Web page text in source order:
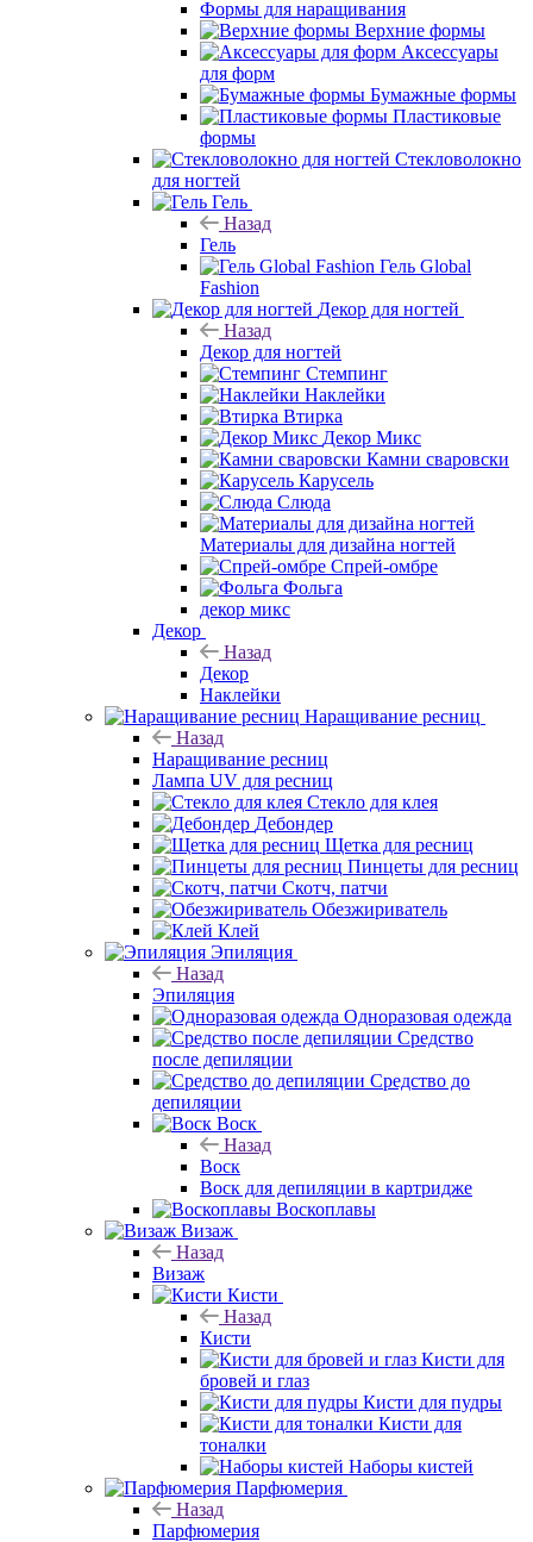
Формы для наращивания
Верхние формы
Аксессуары
для форм
Бумажные формы
Пластиковые
формы
Стекловолокно
для ногтей
Гель
Назад
Гель
Гель Global
Fashion
Декор для ногтей
Назад
Декор для ногтей
Стемпинг
Наклейки
Втирка
Декор Микс
Камни сваровски
Карусель
Слюда
Материалы для дизайна ногтей
Спрей-омбре
Фольга
декор микс
Декор
Назад
Декор
Наклейки
Наращивание ресниц
Назад
Наращивание ресниц
Лампа UV для ресниц
Стекло для клея
Дебондер
Щетка для ресниц
Пинцеты для ресниц
Скотч, патчи
Обезжириватель
Клей
Эпиляция
Назад
Эпиляция
Одноразовая одежда
Средство
после депиляции
Средство до
депиляции
Воск
Назад
Воск
Воск для депиляции в картридже
Воскоплавы
Визаж
Назад
Визаж
Кисти
Назад
Кисти
Кисти для
бровей и глаз
Кисти для пудры
Кисти для
тоналки
Наборы кистей
Парфюмерия
Назад
Парфюмерия